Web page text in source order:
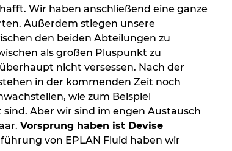
Wir haben anschließend eine ganze
Außerdem stiegen unsere
den beiden Abteilungen zu
als großen Pluspunkt zu
nicht versessen. Nach der
in der kommenden Zeit noch
wie zum Beispiel
Aber wir sind im engen Austausch
Vorsprung haben ist Devise
von EPLAN Fluid haben wir